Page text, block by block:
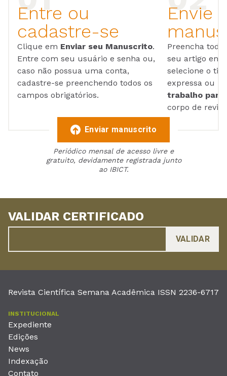
Entre ou
cadastre-se
Clique em Enviar seu Manuscrito.
Entre com seu usuário e senha ou,
caso não possua uma conta,
cadastre-se preenchendo todos os
campos obrigatórios.
Envie
Preencha
seu artigo em
selecione o
expressa ou
trabalho para
corpo de
Enviar manuscrito
Periódico mensal de acesso livre e
gratuito, devidamente registrada junto
ao IBICT.
VALIDAR CERTIFICADO
Revista Científica Semana Acadêmica ISSN 2236-6717
INSTITUCIONAL
Expediente
Edições
News
Indexação
Contato